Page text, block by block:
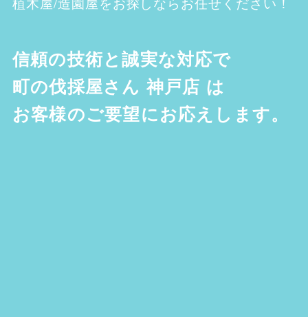
信頼の技術と誠実な対応で
町の伐採屋さん 神戸店 は
お客様のご要望にお応えします。